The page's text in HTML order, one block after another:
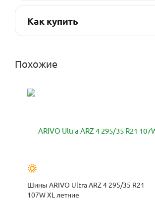
Как купить
Похожие
Шины ARIVO Ultra ARZ 4 295/35 R21
107W XL летние